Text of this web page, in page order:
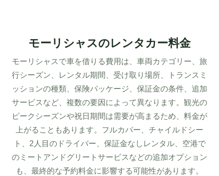
モーリシャスのレンタカー料金
モーリシャスで車を借りる費用は、車両カテゴリー、旅
行シーズン、レンタル期間、受け取り場所、トランスミ
ッションの種類、保険パッケージ、保証金の条件、追加
サービスなど、複数の要因によって異なります。観光の
ピークシーズンや祝日期間は需要が高まるため、料金が
上がることもあります。フルカバー、チャイルドシー
ト、2人目のドライバー、保証金なしレンタル、空港で
のミートアンドグリートサービスなどの追加オプション
も、最終的な予約料金に影響する可能性があります。